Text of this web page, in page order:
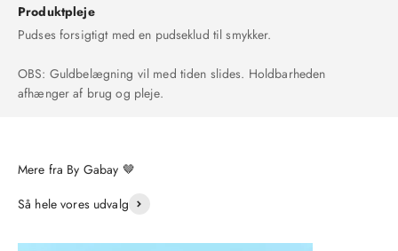
Produktpleje
Pudses forsigtigt med en pudseklud til smykker.
OBS: Guldbelægning vil med tiden slides. Holdbarheden
afhænger af brug og pleje.
Så hele vores udvalg